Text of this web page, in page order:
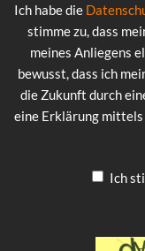
Ich habe die
stimme zu, dass
meines Anliegens
bewusst, dass ich
die Zukunft durch
eine Erklärung
Ich